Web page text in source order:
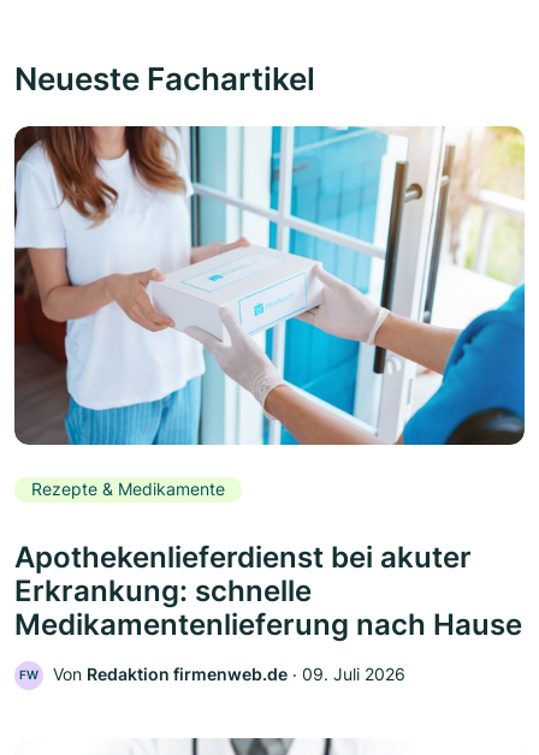
Neueste Fachartikel
Rezepte & Medikamente
Apothekenlieferdienst bei akuter
Erkrankung: schnelle
Medikamentenlieferung nach Hause
FW Von Redaktion firmenweb.de ‧ 09. Juli 2026